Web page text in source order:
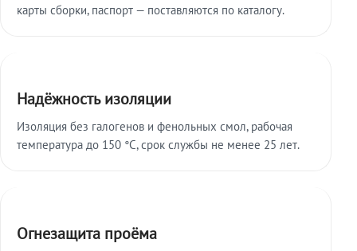
карты сборки, паспорт — поставляются по каталогу.
Надёжность изоляции
Изоляция без галогенов и фенольных смол, рабочая
температура до 150 °C, срок службы не менее 25 лет.
Огнезащита проёма